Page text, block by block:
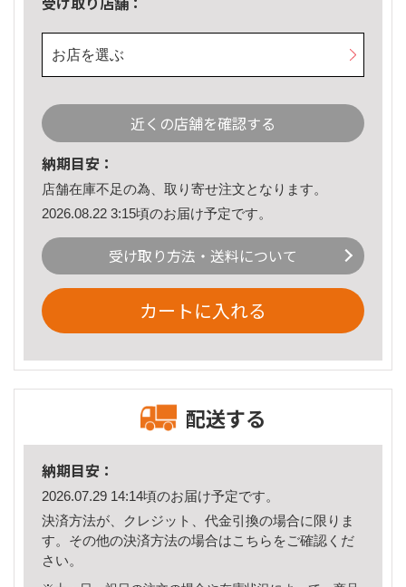
お店を選ぶ
近くの店舗を確認する
納期目安：
店舗在庫不足の為、取り寄せ注文となります。
2026.08.22 3:15頃のお届け予定です。
受け取り方法・送料について
カートに入れる
配送する
納期目安：
2026.07.29 14:14頃のお届け予定です。
決済方法が、クレジット、代金引換の場合に限りま
す。その他の決済方法の場合はこちら をご確認くだ
さい。